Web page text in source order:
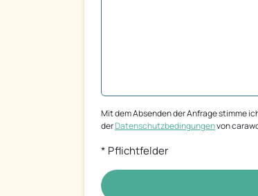
Mit dem Absenden der Anfrage stimme
derDatenschutzbedingungenvon
* Pflichtfelder